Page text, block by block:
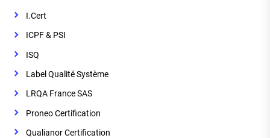
I.Cert
ICPF & PSI
ISQ
Label Qualité Système
LRQA France SAS
Proneo Certification
Qualianor Certification